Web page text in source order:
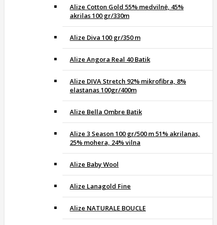
Alize Cotton Gold 55% medvilnė, 45%
akrilas 100 gr/330m
Alize Diva 100 gr/350 m
Alize Angora Real 40 Batik
Alize DIVA Stretch 92% mikrofibra, 8%
elastanas 100gr/400m
Alize Bella Ombre Batik
Alize 3 Season 100 gr/500 m 51% akrilanas,
25% mohera, 24% vilna
Alize Baby Wool
Alize Lanagold Fine
Alize NATURALE BOUCLE